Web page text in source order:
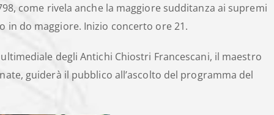
come rivela anche la maggiore sudditanza ai supremi
in do maggiore. Inizio concerto ore 21.
degli Antichi Chiostri Francescani, il maestro
guiderà il pubblico all’ascolto del programma del